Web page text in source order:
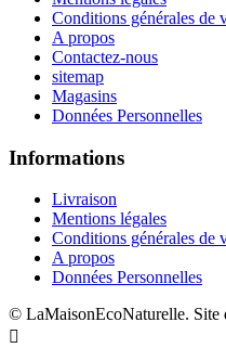
Conditions générales de
A propos
Contactez-nous
sitemap
Magasins
Données Personnelles
Informations
Livraison
Mentions légales
Conditions générales de
A propos
Données Personnelles
© LaMaisonEcoNaturelle. Site
Designed by uhuPage
